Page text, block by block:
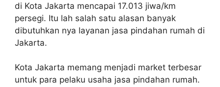
di Kota Jakarta mencapai 17.013 jiwa/km
persegi. Itu lah salah satu alasan banyak
dibutuhkan nya layanan jasa pindahan rumah di
Jakarta.
Kota Jakarta memang menjadi market terbesar
untuk para pelaku usaha jasa pindahan rumah.